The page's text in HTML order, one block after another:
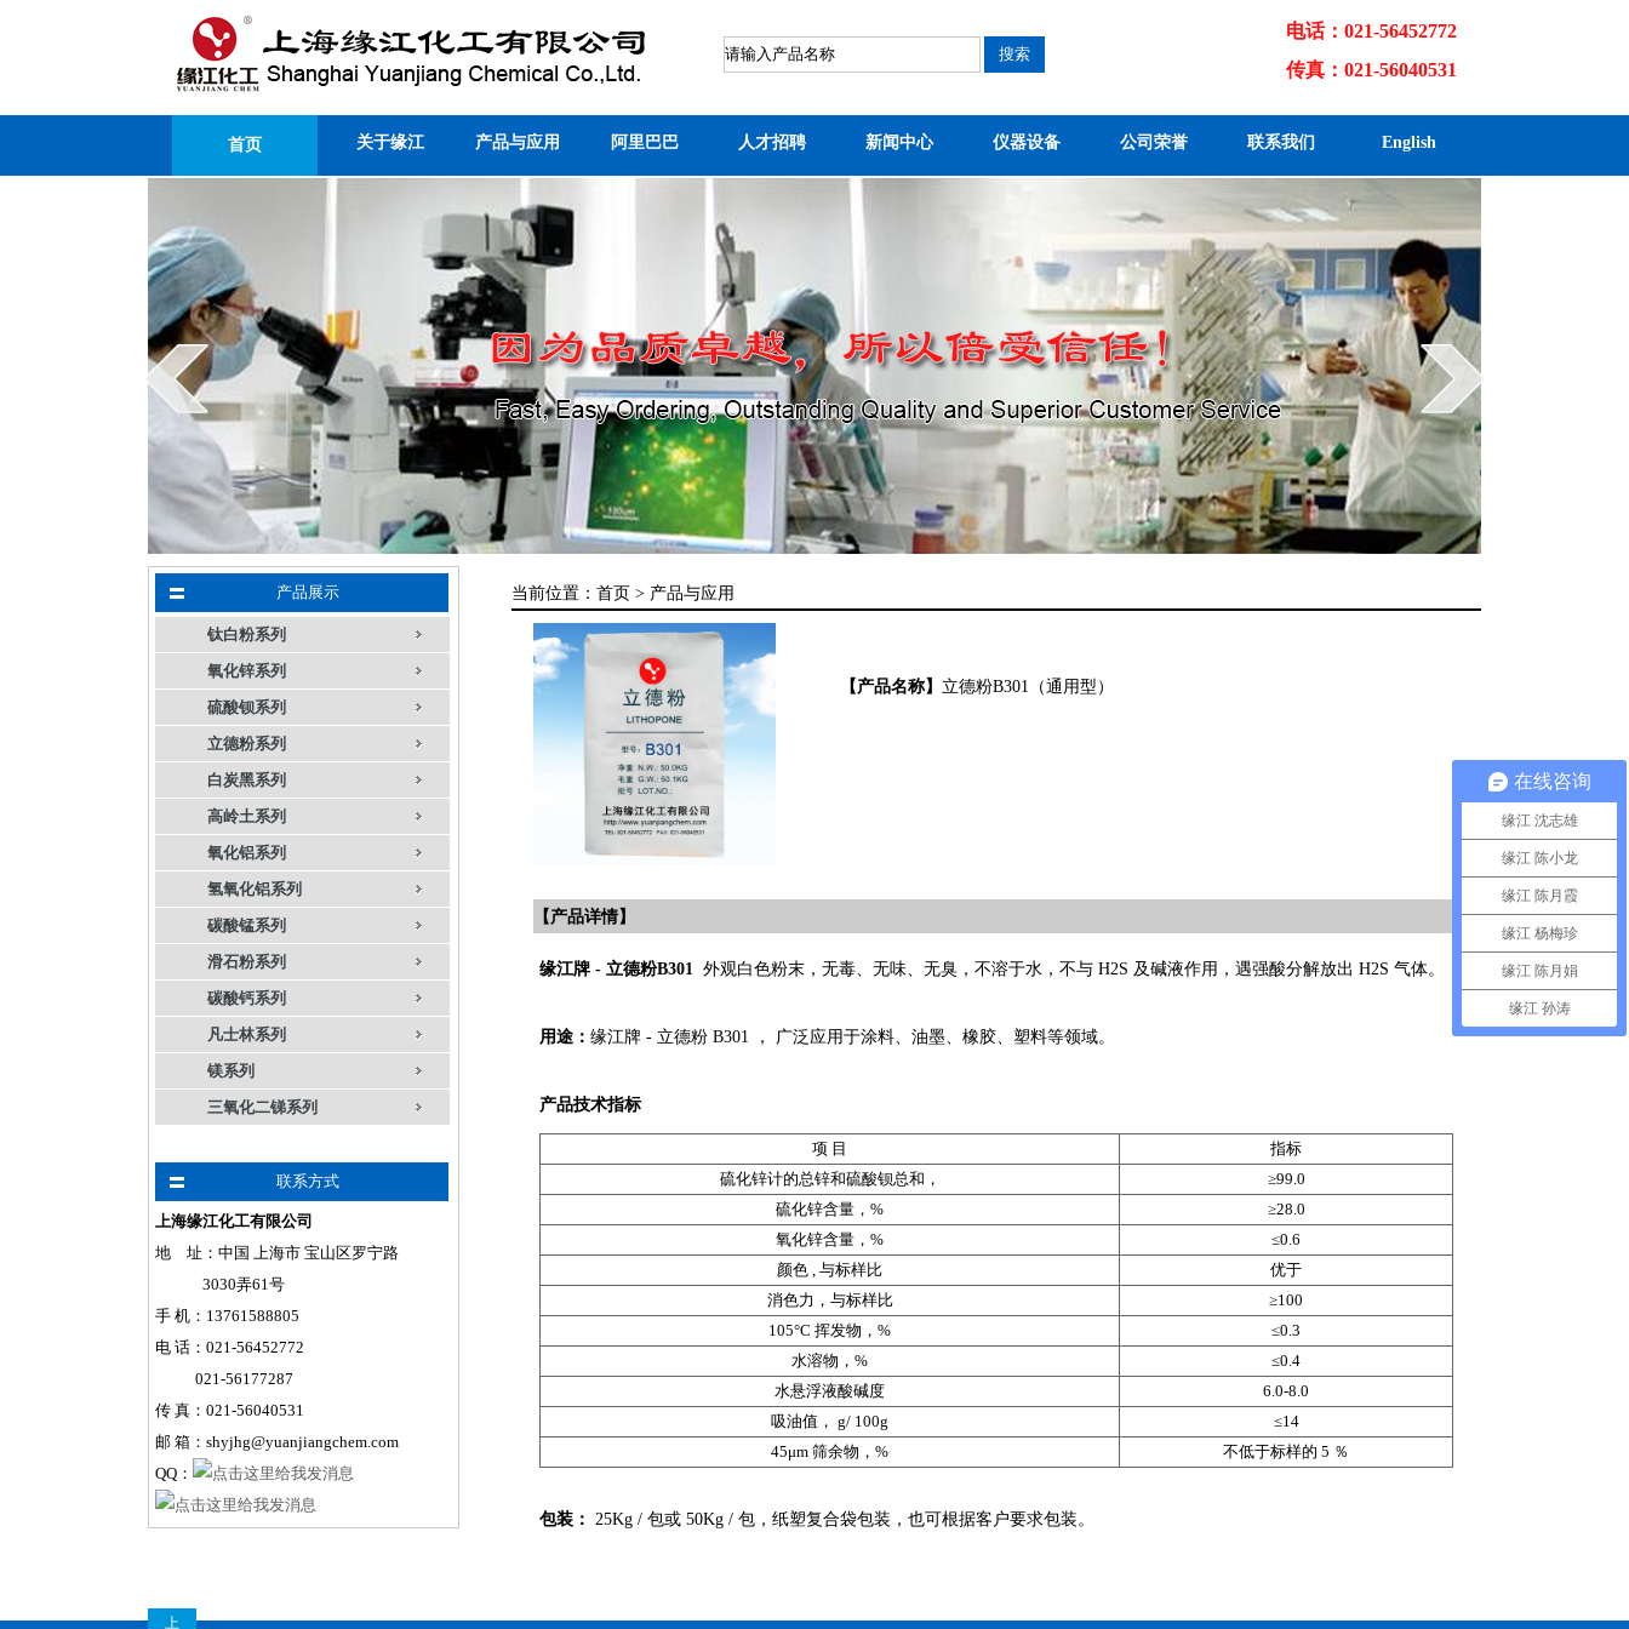
电话：021-56452772
传真：021-56040531
首页 关于缘江 产品与应用 阿里巴巴 人才招聘 新闻中心 仪器设备 公司荣誉 联系我们 English
产品展示
钛白粉系列
氧化锌系列
硫酸钡系列
立德粉系列
白炭黑系列
高岭土系列
氧化铝系列
氢氧化铝系列
碳酸锰系列
滑石粉系列
碳酸钙系列
凡士林系列
镁系列
三氧化二锑系列
联系方式
上海缘江化工有限公司
地 址：中国 上海市 宝山区罗宁路
3030弄61号
手 机 ： 13761588805
电 话：021-56452772
021-56177287
传 真：021-56040531
邮 箱：shyjhg@yuanjiangchem.com
QQ：
当前位置： 首页 > 产品与应用
【产品名称】 立德粉B301（通用型）
【产品详情】
缘江牌 - 立德粉B301 外观白色粉末，无毒、无味、无臭，不溶于水，不与 H2S 及碱液作用，遇强酸分解放出 H2S 气体。
用途： 缘江牌 - 立德粉 B301 ， 广泛应用于涂料、油墨、橡胶、塑料等领域。
产品技术指标
项 目
指标
硫化锌计的总锌和硫酸钡总和，
≥99.0
硫化锌含量，%
≥28.0
氧化锌含量，%
≤0.6
颜色 , 与标样比
优于
消色力，与标样比
≥100
105°C 挥发物，%
≤0.3
水溶物，%
≤0.4
水悬浮液酸碱度
6.0-8.0
吸油值， g/ 100g
≤14
45μm 筛余物，%
不低于标样的 5 ％
包装： 25Kg / 包或 50Kg / 包，纸塑复合袋包装，也可根据客户要求包装。
上
在线咨询
缘江 沈志雄
缘江 陈小龙
缘江 陈月霞
缘江 杨梅珍
缘江 陈月娟
缘江 孙涛